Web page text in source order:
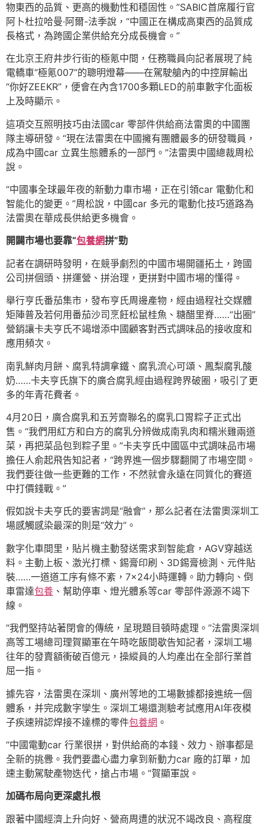
物東西的品質、更高的機動性和穩固性。”SABIC首席履行官
阿卜杜拉哈曼·阿爾-法季說，“中國正在構成高東西的品質成
長格式，為跨國企業供給充分成長機會。”
在北京王府井步行街的極氪中間，任務職員向記者展現了純
電轎車“極氪007”的聰明燈幕——在駕駛艙內的中控屏輸出
“你好ZEEKR”，便會在內含1700多顆LED的前車數字化面板
上及時顯示。
這項交互照明技巧由法國car 零部件供給商法雷奧的中國團
隊主導研發。“現在法雷奧在中國擁有團體最多的研發職員，
成為中國car 立異生態體系的一部門。”法雷奧中國總裁周松
說。
“中國事全球最年夜的新動力車市場，正在引領car 電動化和
智能化的變更。”周松說，中國car 多元的電動化技巧道路為
法雷奧在華成長供給更多機會。
開闢市場也要靠“包養網拼”勁
記者在調研時發明，在競爭劇烈的中國市場開疆拓土，跨國
公司拼個頭、拼運營、拼治理，更拼對中國市場的懂得。
舉行亨氏番茄集市，發布亨氏周邊產物，經由過程社交媒體
矩陣普及若何用番茄沙司烹飪松鼠桂魚、糖醋里脊……“出圈”
營銷讓卡夫亨氏不竭增添中國顧客對西式調味品的接收度和
應用頻次。
南乳鮮肉月餅、腐乳特調拿鐵、腐乳流心可頌、鳳梨腐乳酸
奶……卡夫亨氏旗下的廣合腐乳經由過程跨界破圈，吸引了更
多的年青花費者。
4月20日，廣合腐乳和五芳齋聯名的腐乳口胃粽子正式出
售。“我們用紅方和白方的腐乳分辨做成南乳肉和糯米雞兩道
菜，再把菜品包到粽子里。”卡夫亨氏中國區中式調味品市場
擔任人俞起飛告知記者，“跨界進一個步驟翻開了市場空間。
我們要往做一些更難的工作，不然就會永遠在同質化的賽道
中打價錢戰。”
假如說卡夫亨氏的要害詞是“融會”，那么記者在法雷奧深圳工
場感觸感染最深的則是“效力”。
數字化車間里，貼片機主動發送需求到智能倉，AGV穿越送
料。主動上板、激光打標、錫膏印刷、3D錫膏檢測、元件貼
裝……一道道工序有條不紊，7×24小時運轉。助力轉向、倒
車雷達包養 、幫助停車、燈光體系等car 零部件源源不竭下
線。
“我們堅持站著閉會的傳統，呈現題目頓時處理。”法雷奧深圳
高等工場總司理賀顯軍在午時吃飯間歇告知記者，深圳工場
往年的發賣額衝破百億元，操縱員的人均產出在全部行業首
屈一指。
據先容，法雷奧在深圳、廣州等地的工場數據都接進統一個
體系，并完成數字孿生。深圳工場還測驗考試應用AI年夜模
子疾速辨認焊接不達標的零件包養網 。
“中國電動car 行業很拼，對供給商的本錢、效力、辦事都是
全新的挑釁。我們要盡心盡力拿到新動力car 廠的訂單，加
速主動駕駛產物迭代，搶占市場。”賀顯軍說。
加碼布局向更深處扎根
跟著中國經濟上升向好、營商周遭的狀況不竭改良、高程度